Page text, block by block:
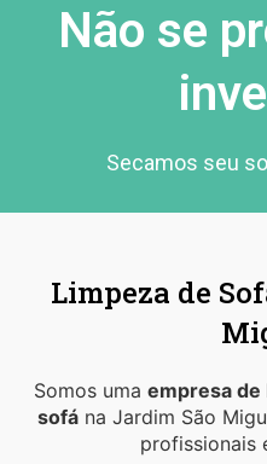
Não se
Secamos seu
Limpeza de
Somos uma empresa de
sofá na Jardim São
profissionais